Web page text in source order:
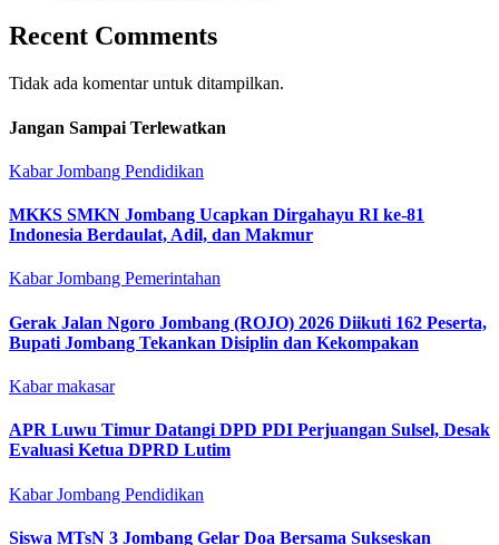
Recent Comments
Tidak ada komentar untuk ditampilkan.
Jangan Sampai Terlewatkan
Kabar Jombang Pendidikan
MKKS SMKN Jombang Ucapkan Dirgahayu RI ke-81
Indonesia Berdaulat, Adil, dan Makmur
Kabar Jombang Pemerintahan
Gerak Jalan Ngoro Jombang (ROJO) 2026 Diikuti 162 Peserta,
Bupati Jombang Tekankan Disiplin dan Kekompakan
Kabar makasar
APR Luwu Timur Datangi DPD PDI Perjuangan Sulsel, Desak
Evaluasi Ketua DPRD Lutim
Kabar Jombang Pendidikan
Siswa MTsN 3 Jombang Gelar Doa Bersama Sukseskan